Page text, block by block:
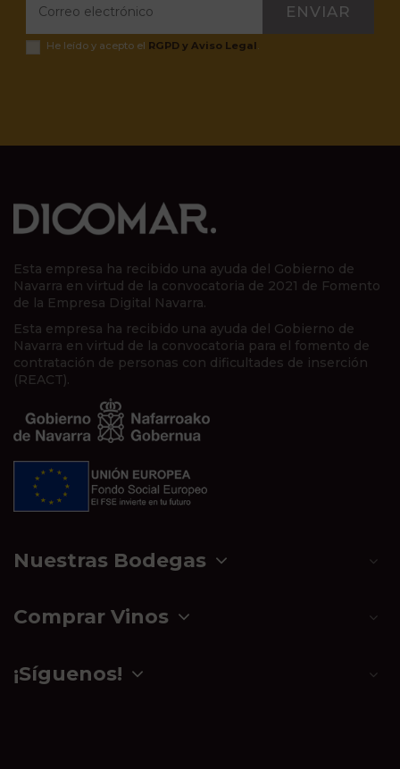
ENVIAR
He leído y acepto el RGPD y Aviso Legal.
Esta empresa ha recibido una ayuda del Gobierno de
Navarra en virtud de la convocatoria de 2021 de Fomento
de la Empresa Digital Navarra.
Esta empresa ha recibido una ayuda del Gobierno de
Navarra en virtud de la convocatoria para el fomento de
contratación de personas con dificultades de inserción
(REACT).
Nuestras Bodegas
Comprar Vinos
¡Síguenos!